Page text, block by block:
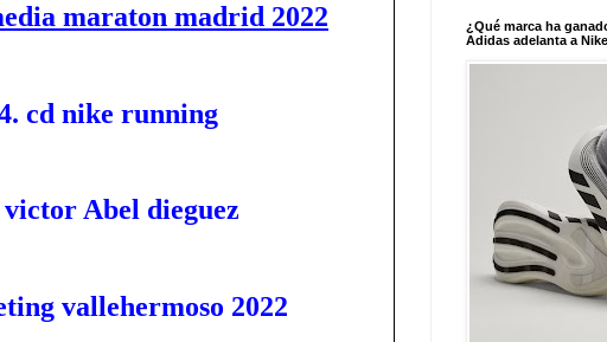
maraton madrid 2022
cd nike running
victor Abel dieguez
vallehermoso 2022
¿Qué marca ha
Adidas adelanta a Nike